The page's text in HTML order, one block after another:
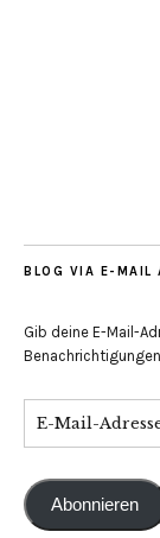
BLOG VIA E-MAIL
Gib deine E-Mail-
Abonnieren